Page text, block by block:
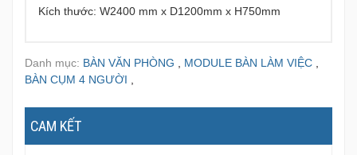
Kích thước: W2400 mm x D1200mm x H750mm
Danh mục: BÀN VĂN PHÒNG MODULE BÀN LÀM VIỆC
BÀN CỤM 4 NGƯỜI
CAM KẾT